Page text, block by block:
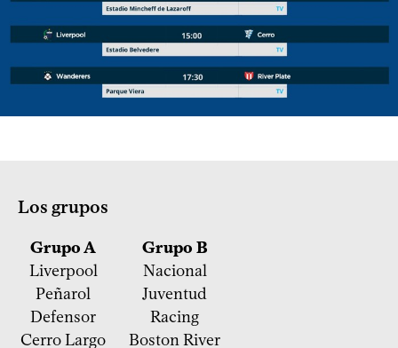
Los grupos
Grupo A
Grupo B
Liverpool
Nacional
Peñarol
Juventud
Defensor
Racing
Cerro Largo
Boston River